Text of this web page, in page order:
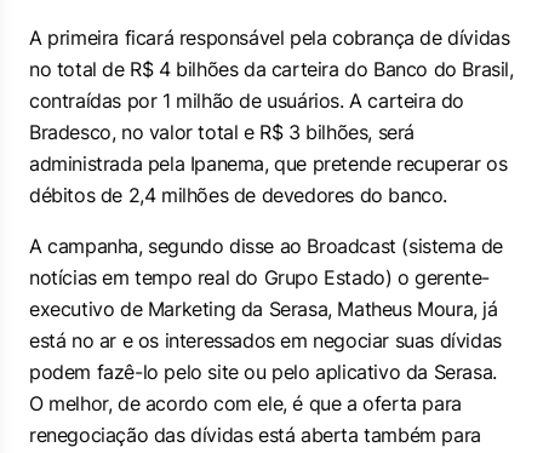
A primeira ficará responsável pela cobrança de dívidas
no total de R$ 4 bilhões da carteira do Banco do Brasil,
contraídas por 1 milhão de usuários. A carteira do
Bradesco, no valor total e R$ 3 bilhões, será
administrada pela Ipanema, que pretende recuperar os
débitos de 2,4 milhões de devedores do banco.
A campanha, segundo disse ao Broadcast (sistema de
notícias em tempo real do Grupo Estado) o gerente-
executivo de Marketing da Serasa, Matheus Moura, já
está no ar e os interessados em negociar suas dívidas
podem fazê-lo pelo site ou pelo aplicativo da Serasa.
O melhor, de acordo com ele, é que a oferta para
renegociação das dívidas está aberta também para